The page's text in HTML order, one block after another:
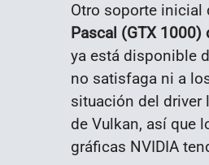
Otro soporte inicial
Pascal (GTX 1000)
ya está disponible
no satisfaga ni a
situación del driver
de Vulkan, así que
gráficas NVIDIA